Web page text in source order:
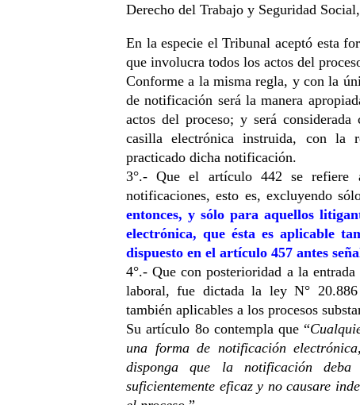
Derecho del Trabajo y Seguridad
En la especie el Tribunal aceptó esta
que involucra todos los actos del
Conforme a la misma regla, y con la
de notificación será la manera
actos del proceso; y será
casilla electrónica instruida, con la
practicado dicha notificación.
3°.- Que el artículo 442 se refiere
notificaciones, esto es, excluyendo
entonces, y sólo para aquellos
electrónica, que ésta es aplicable
dispuesto en el artículo 457 antes
4°.- Que con posterioridad a la
laboral, fue dictada la ley N° 20.886
también aplicables a los procesos
Su artículo 8o contempla que “
una forma de notificación
disponga que la notificación
suficientemente eficaz y no causare